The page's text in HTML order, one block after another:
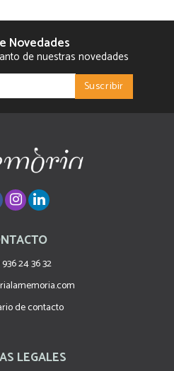
Novedades
de nuestras novedades
24 36 32
de contacto
LEGALES